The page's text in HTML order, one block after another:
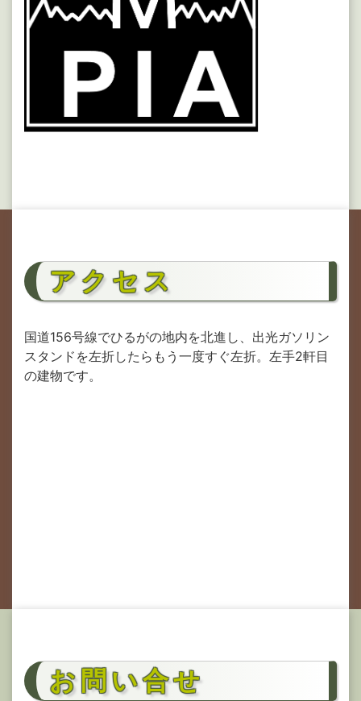
アクセス
国道156号線でひるがの地内を北進し、出光ガソリン
スタンドを左折したらもう一度すぐ左折。左手2軒目
の建物です。
お問い合せ